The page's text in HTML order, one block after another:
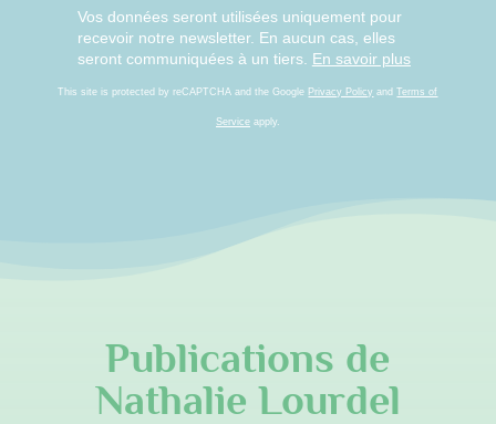
Vos données seront utilisées uniquement pour
recevoir notre newsletter. En aucun cas, elles
seront communiquées à un tiers. En savoir plus
This site is protected by reCAPTCHA and the Google Privacy Policy andTerms of
Serviceapply.
Publications de
Nathalie Lourdel